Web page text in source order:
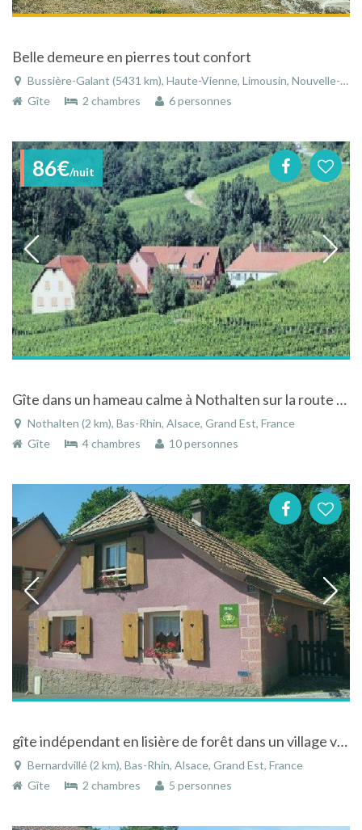
Belle demeure en pierres tout confort
Bussière-Galant (5431 km), Haute-Vienne, Limousin, Nouvelle-Aquitaine, France
Gîte
2 chambres 6 personnes
86€/nuit
Gîte dans un hameau calme à Nothalten sur la route des vins en Alsace.
Nothalten (2 km), Bas-Rhin, Alsace, Grand Est, France
Gîte
4 chambres 10 personnes
gîte indépendant en lisière de forêt dans un village viticole situé sur la route des vins
Bernardvillé (2 km), Bas-Rhin, Alsace, Grand Est, France
Gîte
2 chambres 5 personnes